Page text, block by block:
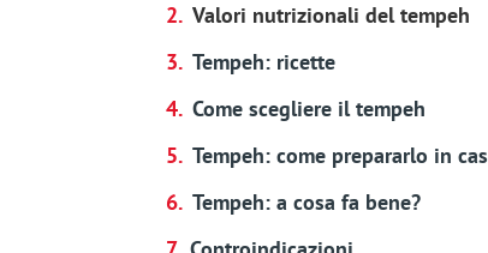
Valori nutrizionali del tempeh
Tempeh: ricette
Come scegliere il tempeh
Tempeh: come prepararlo in
Tempeh: a cosa fa bene?